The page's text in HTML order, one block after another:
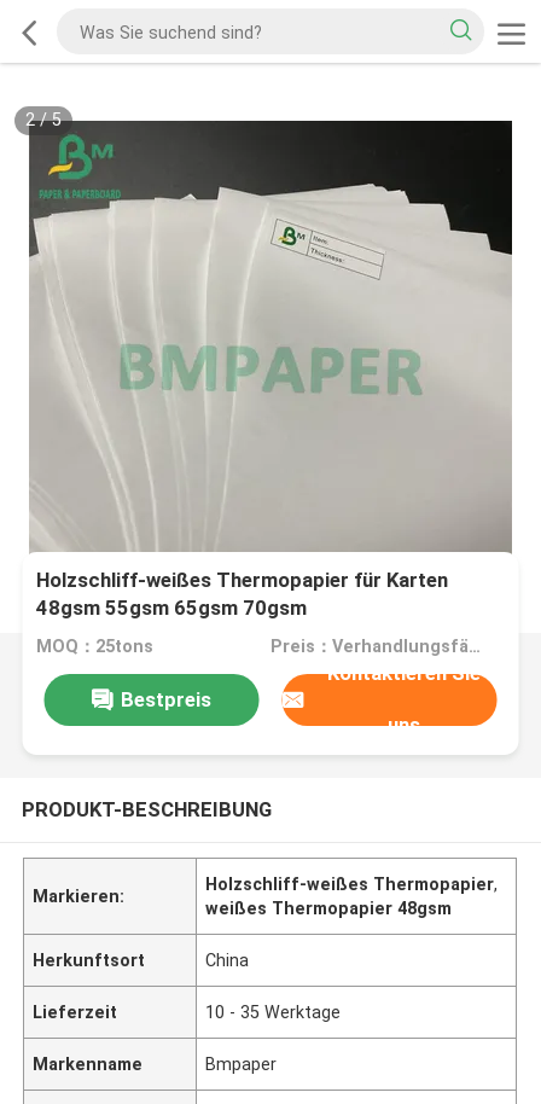
2/5
Holzschliff-weißes Thermopapier für Karten
48gsm 55gsm 65gsm 70gsm
MOQ：25tons Preis：Verhandlungsfähig
Bestpreis
Kontaktieren Sie
uns
PRODUKT-BESCHREIBUNG
Markieren:
Holzschliff-weißes Thermopapier,
weißes Thermopapier 48gsm
Herkunftsort China
Lieferzeit 10 - 35 Werktage
Markenname Bmpaper